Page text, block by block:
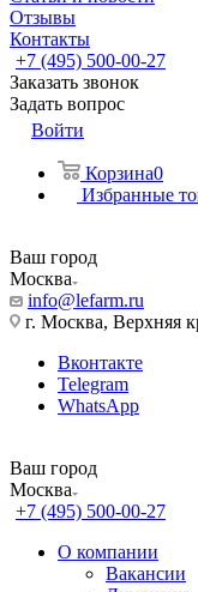
Отзывы
Контакты
+7 (495) 500-00-27
Заказать звонок
Задать вопрос
Войти
Корзина0
Избранные
Ваш город
Москва
info@lefarm.ru
г. Москва, Верхняя
Вконтакте
Telegram
WhatsApp
Ваш город
Москва
+7 (495) 500-00-27
О компании
Вакансии